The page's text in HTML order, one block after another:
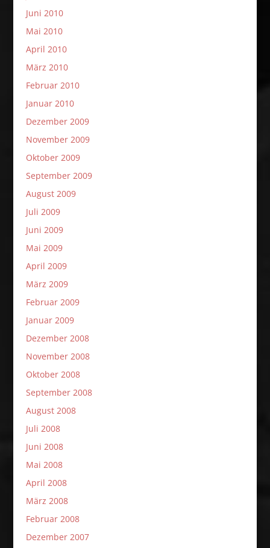
Juni 2010
Mai 2010
April 2010
März 2010
Februar 2010
Januar 2010
Dezember 2009
November 2009
Oktober 2009
September 2009
August 2009
Juli 2009
Juni 2009
Mai 2009
April 2009
März 2009
Februar 2009
Januar 2009
Dezember 2008
November 2008
Oktober 2008
September 2008
August 2008
Juli 2008
Juni 2008
Mai 2008
April 2008
März 2008
Februar 2008
Dezember 2007